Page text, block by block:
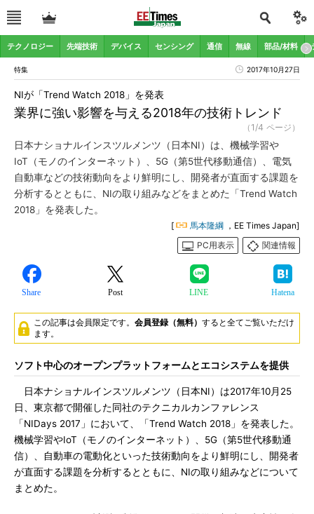
テクノロジー 先端技術 デバイス センシング 通信 無線 部品/材料
特集 2017年10月27日
業界に強い影響を与える2018年の技術トレンド
NIが「Trend Watch 2018」を発表
（1/4 ページ）
日本ナショナルインスツルメンツ（日本NI）は、機械学習や
IoT（モノのインターネット）、5G（第5世代移動通信）、電気
自動車などの技術動向をより鮮明にし、開発者が直面する課題を
分析するとともに、NIの取り組みなどをまとめた「Trend Watch
2018」を発表した。
[ 馬本隆綱 ，EE Times Japan]
PC用表示
関連情報
Share Post LINE Hatena
この記事は会員限定です。 会員登録（無料） すると全てご覧いただけ
ます。
ソフト中心のオープンプラットフォームとエコシステムを提供
日本ナショナルインスツルメンツ（日本NI）は2017年10月25
日、東京都で開催した同社のテクニカルカンファレンス
「NIDays 2017」において、「Trend Watch 2018」を発表した。
機械学習やIoT（モノのインターネット）、5G（第5世代移動通
信）、自動車の電動化といった技術動向をより鮮明にし、開発者
が直面する課題を分析するとともに、NIの取り組みなどについて
まとめた。